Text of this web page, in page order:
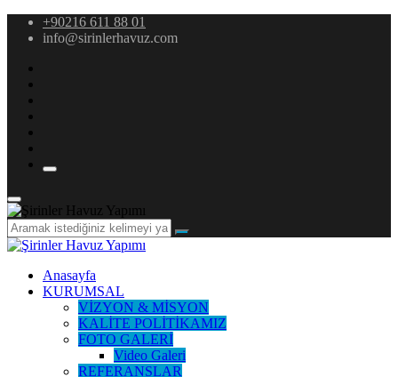
+90216 611 88 01
info@sirinlerhavuz.com
Anasayfa
KURUMSAL
VİZYON & MİSYON
KALİTE POLİTİKAMIZ
FOTO GALERİ
Video Galeri
REFERANSLAR